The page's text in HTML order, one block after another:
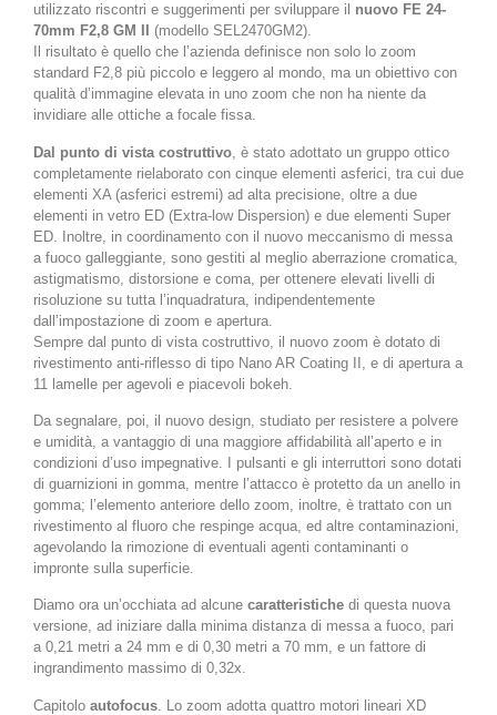
utilizzato riscontri e suggerimenti per sviluppare il nuovo FE 24-
70mm F2,8 GM II
(modello SEL2470GM2).
Il risultato è quello che l’azienda definisce non solo lo zoom
standard F2,8 più piccolo e leggero al mondo, ma un obiettivo con
qualità d’immagine elevata in uno zoom che non ha niente da
invidiare alle ottiche a focale fissa.
Dal punto di vista costruttivo , è stato adottato un gruppo ottico
completamente rielaborato con cinque elementi asferici, tra cui due
elementi XA (asferici estremi) ad alta precisione, oltre a due
elementi in vetro ED (Extra-low Dispersion) e due elementi Super
ED. Inoltre, in coordinamento con il nuovo meccanismo di messa
a fuoco galleggiante, sono gestiti al meglio aberrazione cromatica,
astigmatismo, distorsione e coma, per ottenere elevati livelli di
risoluzione su tutta l’inquadratura, indipendentemente
dall’impostazione di zoom e apertura.
Sempre dal punto di vista costruttivo, il nuovo zoom è dotato di
rivestimento anti-riflesso di tipo Nano AR Coating II, e di apertura a
11 lamelle per agevoli e piacevoli bokeh.
Da segnalare, poi, il nuovo design, studiato per resistere a polvere
e umidità, a vantaggio di una maggiore affidabilità all’aperto e in
condizioni d’uso impegnative. I pulsanti e gli interruttori sono dotati
di guarnizioni in gomma, mentre l’attacco è protetto da un anello in
gomma; l’elemento anteriore dello zoom, inoltre, è trattato con un
rivestimento al fluoro che respinge acqua, ed altre contaminazioni,
agevolando la rimozione di eventuali agenti contaminanti o
impronte sulla superficie.
Diamo ora un’occhiata ad alcune caratteristiche di questa nuova
versione, ad iniziare dalla minima distanza di messa a fuoco, pari
a 0,21 metri a 24 mm e di 0,30 metri a 70 mm, e un fattore di
ingrandimento massimo di 0,32x.
Capitolo autofocus . Lo zoom adotta quattro motori lineari XD